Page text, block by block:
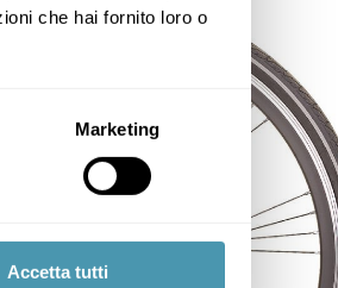
che hai fornito loro o
Marketing
Accetta tutti